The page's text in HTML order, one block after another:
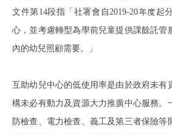
文件第14段指「社署會自2019-20年度起
心，並考慮轉型為學前兒童提供課餘託管
內的幼兒照顧需要。」
互助幼兒中心的低使用率是由於政府未有
構未必有動力及資源大力推廣中心服務。
防檢查、電力檢查、義工及第三者保險等